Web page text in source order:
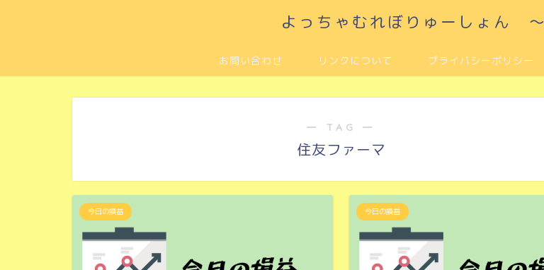
よっちゃむれぼりゅーしょん
お問い合わせ リンクについて プライバシーポリシー
― TAG ―
住友ファーマ
今日の損益 今日の損益